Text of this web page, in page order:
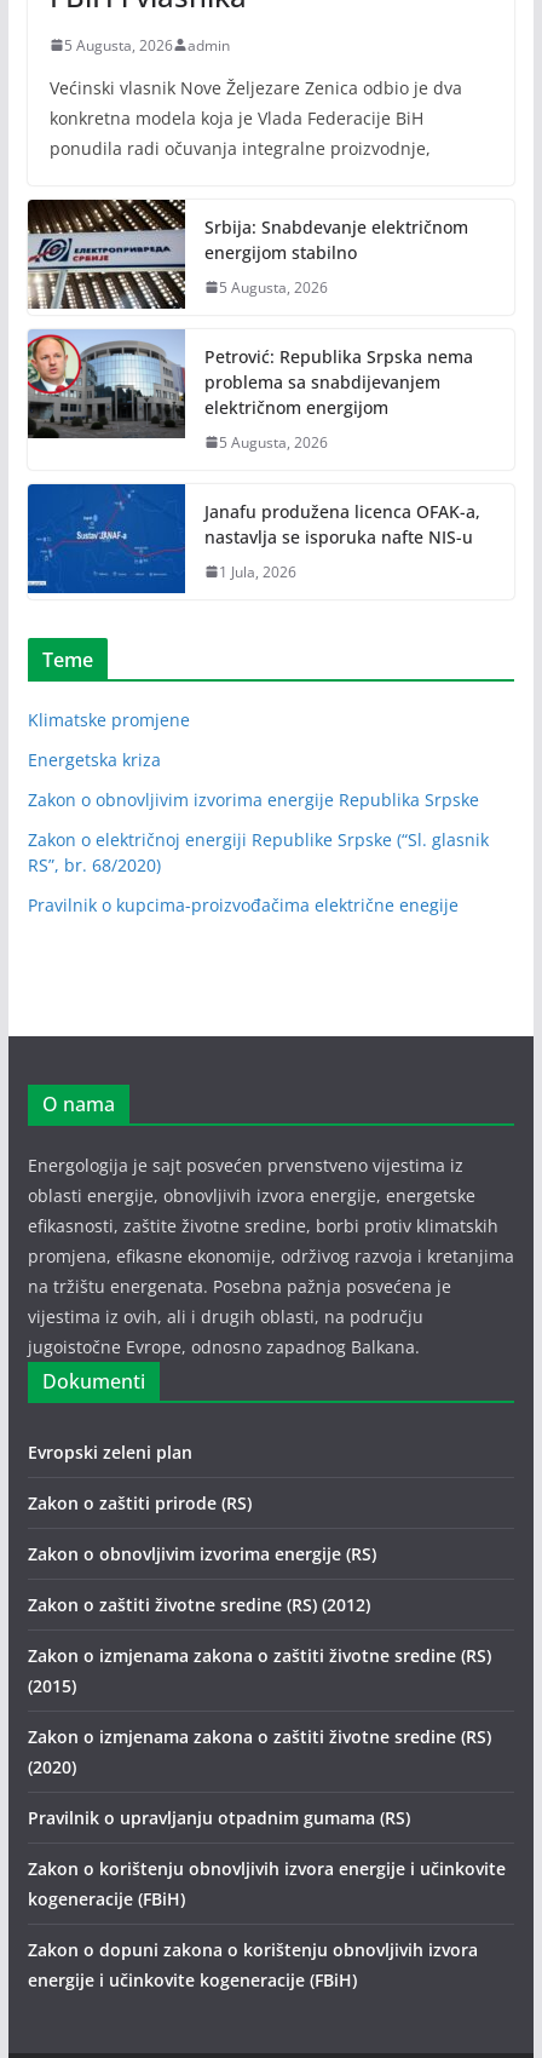
5 Augusta, 2026 admin
Većinski vlasnik Nove Željezare Zenica odbio je dva
konkretna modela koja je Vlada Federacije BiH
ponudila radi očuvanja integralne proizvodnje,
Srbija: Snabdevanje električnom
energijom stabilno
5 Augusta, 2026
Petrović: Republika Srpska nema
problema sa snabdijevanjem
električnom energijom
5 Augusta, 2026
Janafu produžena licenca OFAK-a,
nastavlja se isporuka nafte NIS-u
1 Jula, 2026
Teme
Klimatske promjene
Energetska kriza
Zakon o obnovljivim izvorima energije Republika Srpske
Zakon o električnoj energiji Republike Srpske (“Sl. glasnik
RS”, br. 68/2020)
Pravilnik o kupcima-proizvođačima električne enegije
O nama
Energologija je sajt posvećen prvenstveno vijestima iz
oblasti energije, obnovljivih izvora energije, energetske
efikasnosti, zaštite životne sredine, borbi protiv klimatskih
promjena, efikasne ekonomije, održivog razvoja i kretanjima
na tržištu energenata. Posebna pažnja posvećena je
vijestima iz ovih, ali i drugih oblasti, na području
jugoistočne Evrope, odnosno zapadnog Balkana.
Dokumenti
Evropski zeleni plan
Zakon o zaštiti prirode (RS)
Zakon o obnovljivim izvorima energije (RS)
Zakon o zaštiti životne sredine (RS) (2012)
Zakon o izmjenama zakona o zaštiti životne sredine (RS)
(2015)
Zakon o izmjenama zakona o zaštiti životne sredine (RS)
(2020)
Pravilnik o upravljanju otpadnim gumama (RS)
Zakon o korištenju obnovljivih izvora energije i učinkovite
kogeneracije (FBiH)
Zakon o dopuni zakona o korištenju obnovljivih izvora
energije i učinkovite kogeneracije (FBiH)